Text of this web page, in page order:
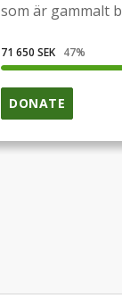
som är gammalt
ta.Kostnaden är
vi behöver är
Men jag är
när vi byggde vår
slant, alla bidrag
71 650 SEK 47%
DONATE